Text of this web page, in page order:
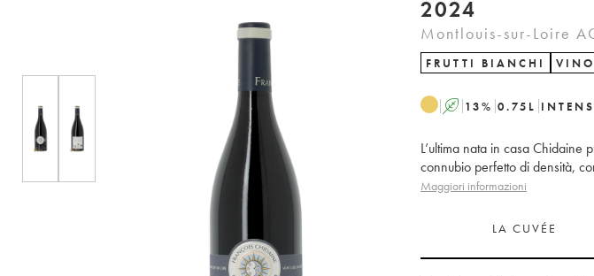
2024
Montlouis-sur-Loire
FRUTTI BIANCHI
A 13% 0.75 L
L’ultima nata in casa
connubio perfetto di densità,
Maggiori informazioni
LA CUVÉE